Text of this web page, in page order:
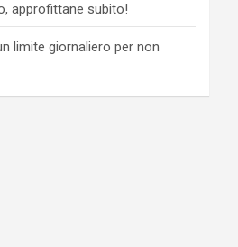
approfittane subito!
limite giornaliero per non